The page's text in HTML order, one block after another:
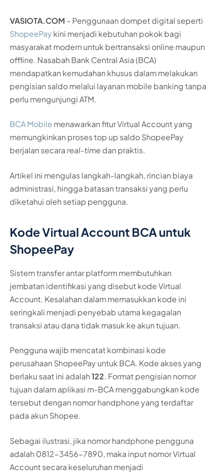
VASIOTA.COM – Penggunaan dompet digital seperti
ShopeePay kini menjadi kebutuhan pokok bagi
masyarakat modern untuk bertransaksi online maupun
offline. Nasabah Bank Central Asia (BCA)
mendapatkan kemudahan khusus dalam melakukan
pengisian saldo melalui layanan mobile banking tanpa
perlu mengunjungi ATM.
BCA Mobile menawarkan fitur Virtual Account yang
memungkinkan proses top up saldo ShopeePay
berjalan secarareal-time dan praktis.
Artikel ini mengulas langkah-langkah, rincian biaya
administrasi, hingga batasan transaksi yang perlu
diketahui oleh setiap pengguna.
Kode Virtual Account BCA untuk
ShopeePay
Sistem transfer antar platform membutuhkan
jembatan identifikasi yang disebut kode Virtual
Account. Kesalahan dalam memasukkan kode ini
seringkali menjadi penyebab utama kegagalan
transaksi atau dana tidak masuk ke akun tujuan.
Pengguna wajib mencatat kombinasi kode
perusahaan ShopeePay untuk BCA. Kode akses yang
berlaku saat ini adalah122. Format pengisian nomor
tujuan dalam aplikasi m-BCA menggabungkan kode
tersebut dengan nomor handphone yang terdaftar
pada akun Shopee.
Sebagai ilustrasi, jika nomor handphone pengguna
adalah 0812-3456-7890, maka input nomor Virtual
Account secara keseluruhan menjadi